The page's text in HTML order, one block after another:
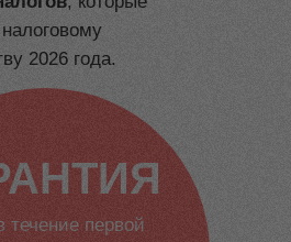
течение первой
2026 года.